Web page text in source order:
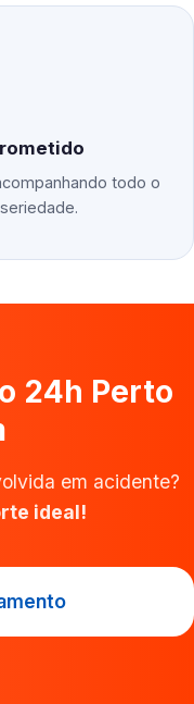
todo o
24h Perto
em acidente?
ideal!